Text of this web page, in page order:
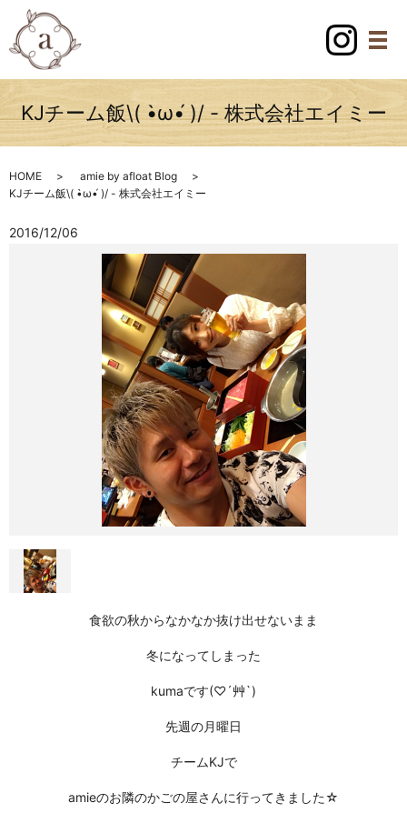
KJチーム飯\( •̀ω•́ )/ - 株式会社エイミー
HOME
amie by afloat Blog
KJチーム飯\( •̀ω•́ )/ - 株式会社エイミー
2016/12/06
食欲の秋からなかなか抜け出せないまま
冬になってしまった
kumaです(♡´艸`)
先週の月曜日
チームKJで
amieのお隣のかごの屋さんに行ってきました☆